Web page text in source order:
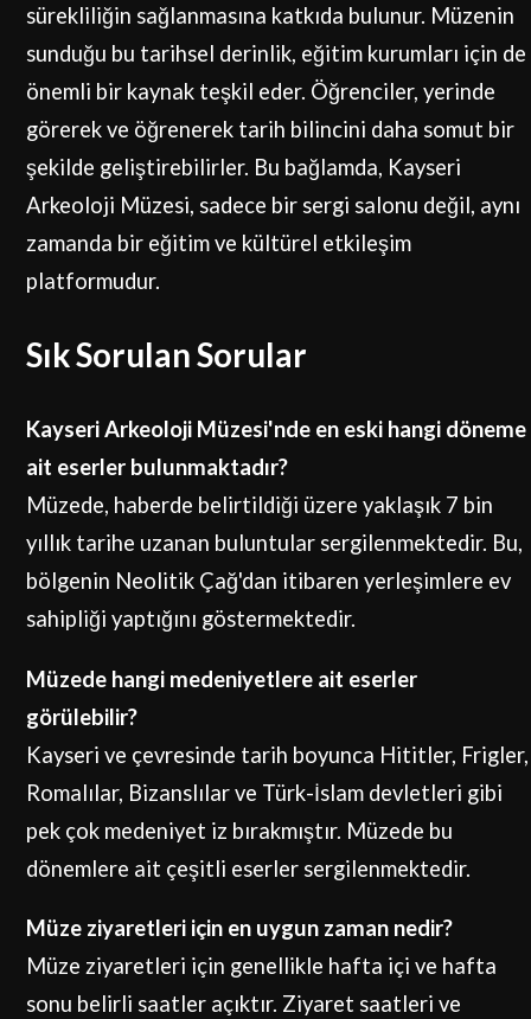
sürekliliğin sağlanmasına katkıda bulunur. Müzenin
sunduğu bu tarihsel derinlik, eğitim kurumları için de
önemli bir kaynak teşkil eder. Öğrenciler, yerinde
görerek ve öğrenerek tarih bilincini daha somut bir
şekilde geliştirebilirler. Bu bağlamda, Kayseri
Arkeoloji Müzesi, sadece bir sergi salonu değil, aynı
zamanda bir eğitim ve kültürel etkileşim
platformudur.
Sık Sorulan Sorular
Kayseri Arkeoloji Müzesi'nde en eski hangi döneme
ait eserler bulunmaktadır?
Müzede, haberde belirtildiği üzere yaklaşık 7 bin
yıllık tarihe uzanan buluntular sergilenmektedir. Bu,
bölgenin Neolitik Çağ'dan itibaren yerleşimlere ev
sahipliği yaptığını göstermektedir.
Müzede hangi medeniyetlere ait eserler
görülebilir?
Kayseri ve çevresinde tarih boyunca Hititler, Frigler,
Romalılar, Bizanslılar ve Türk-İslam devletleri gibi
pek çok medeniyet iz bırakmıştır. Müzede bu
dönemlere ait çeşitli eserler sergilenmektedir.
Müze ziyaretleri için en uygun zaman nedir?
Müze ziyaretleri için genellikle hafta içi ve hafta
sonu belirli saatler açıktır. Ziyaret saatleri ve